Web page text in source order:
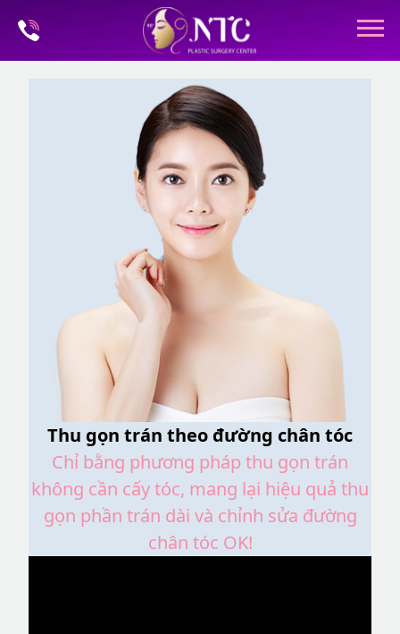
Thu gọn trán theo đường chân tóc
Chỉ bằng phương pháp thu gọn trán
không cần cấy tóc, mang lại hiệu quả thu
gọn phần trán dài và chỉnh sửa đường
chân tóc OK!